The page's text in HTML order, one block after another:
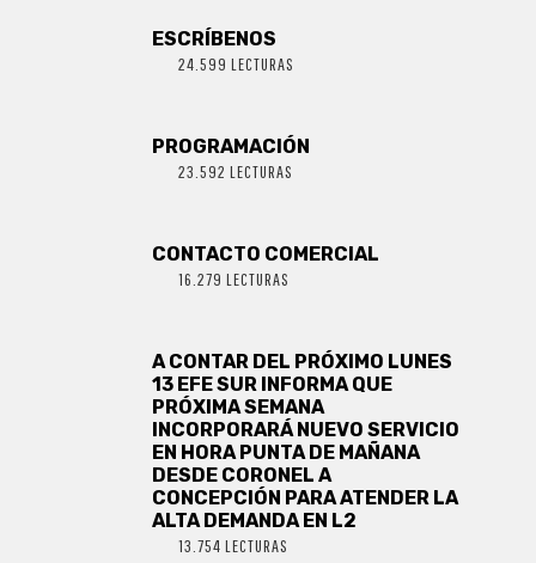
ESCRÍBENOS
24.599 LECTURAS
PROGRAMACIÓN
23.592 LECTURAS
CONTACTO COMERCIAL
16.279 LECTURAS
A CONTAR DEL PRÓXIMO LUNES
13 EFE SUR INFORMA QUE
PRÓXIMA SEMANA
INCORPORARÁ NUEVO SERVICIO
EN HORA PUNTA DE MAÑANA
DESDE CORONEL A
CONCEPCIÓN PARA ATENDER LA
ALTA DEMANDA EN L2
13.754 LECTURAS